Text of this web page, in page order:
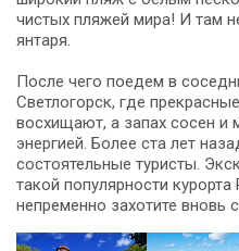
чистых пляжей мира! И там
янтаря.
После чего поедем в
Светлогорск, где
восхищают, а запах сосен и
энергией. Более ста лет
состоятельные туристы.
такой популярности
непременно захотите вновь